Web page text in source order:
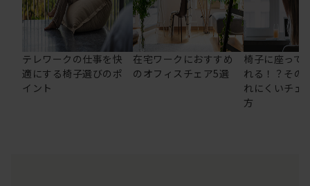
テレワークの仕事を快
適にする椅子選びのポ
イント
在宅ワークにおすすめ
のオフィスチェア5選
椅子に座って
れる！？その
れにくいチェ
方